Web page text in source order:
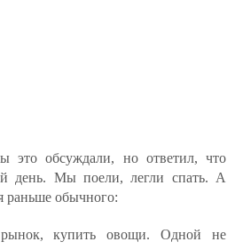
обсуждали, но ответил, что
день. Мы поели, легли спать. А
раньше обычного:
купить овощи. Одной не